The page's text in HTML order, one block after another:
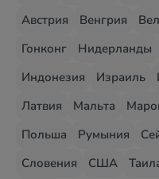
Австрия
Венгрия
Гонконг
Нидерланды
Индонезия
Израиль
Латвия
Мальта
Польша
Румыния
Словения
США